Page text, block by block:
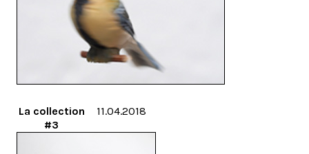
La collection
#3
11.04.2018